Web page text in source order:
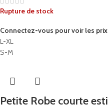
Rupture de stock
Connectez-vous pour voir les prix
L-XL
S-M
Petite Robe courte